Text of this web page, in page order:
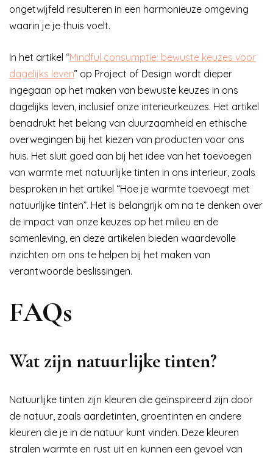
ongetwijfeld resulteren in een harmonieuze omgeving
waarin je je thuis voelt.
In het artikel “Mindful consumptie: bewuste keuzes voor
dagelijks leven” op Project of Design wordt dieper
ingegaan op het maken van bewuste keuzes in ons
dagelijks leven, inclusief onze interieurkeuzes. Het artikel
benadrukt het belang van duurzaamheid en ethische
overwegingen bij het kiezen van producten voor ons
huis. Het sluit goed aan bij het idee van het toevoegen
van warmte met natuurlijke tinten in ons interieur, zoals
besproken in het artikel “Hoe je warmte toevoegt met
natuurlijke tinten”. Het is belangrijk om na te denken over
de impact van onze keuzes op het milieu en de
samenleving, en deze artikelen bieden waardevolle
inzichten om ons te helpen bij het maken van
verantwoorde beslissingen.
FAQs
Wat zijn natuurlijke tinten?
Natuurlijke tinten zijn kleuren die geïnspireerd zijn door
de natuur, zoals aardetinten, groentinten en andere
kleuren die je in de natuur kunt vinden. Deze kleuren
stralen warmte en rust uit en kunnen een gevoel van